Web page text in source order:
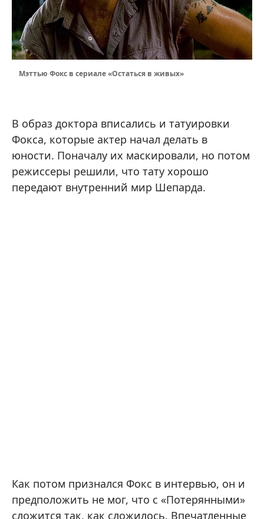
Мэттью Фокс в сериале «Остаться в живых»
В образ доктора вписались и татуировки
Фокса, которые актер начал делать в
юности. Поначалу их маскировали, но потом
режиссеры решили, что тату хорошо
передают внутренний мир Шепарда.
Как потом признался Фокс в интервью, он и
предположить не мог, что с «Потерянными»
сложится так, как сложилось. Впечатленные